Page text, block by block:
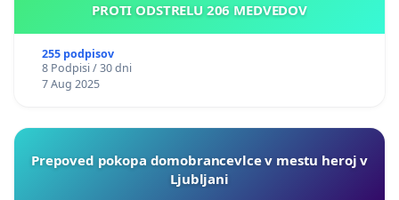
PROTI ODSTRELU 206 MEDVEDOV
255 podpisov
8 Podpisi / 30 dni
7 Aug 2025
Prepoved pokopa domobrancevlce v mestu heroj v
Ljubljani